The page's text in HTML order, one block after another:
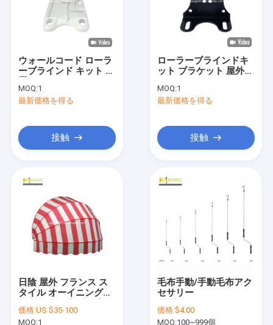
わたしたち に つい て
工場 ツアー
連絡 ください
ウォールコード ローラ
ーブラインド キット 設
オーイング ブレーケッ
ト
MOQ:1
最新価格を得る
接触
ローラーブラインドキ
ット ブラケット 屋外ブ
MOQ:1
最新価格を得る
接触
日陰 屋外 フランス ス
タイル オーイニング
える 日陰
価格:US $35-100
MOQ:1
毛布手動/手動毛布アク
セサリー
価格:$4.00
MOQ:100~999個